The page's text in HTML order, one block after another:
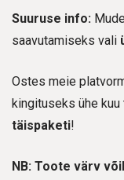
Suuruse info:
saavutamiseks vali
Ostes meie
kingituseks ühe kuu
täispaketi!
NB: Toote värv